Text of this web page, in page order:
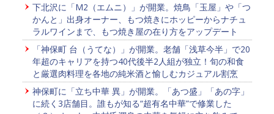
下北沢に「M2（エムニ）」が開業。焼鳥「玉屋」や「つ
かんと」出身オーナー、もつ焼きにホッピーからナチュ
ラルワインまで、もつ焼き屋の在り方をアップデート
「神保町 台（うてな）」が開業。老舗「浅草今半」で20
年超のキャリアを持つ40代後半2人組が独立！旬の和食
と厳選肉料理を各地の純米酒と愉しむカジュアル割烹
神保町に「立ち中華 異」が開業。「あつ盛」「あの字」
に続く3店舗目。誰もが知る“超有名中華”で修業した